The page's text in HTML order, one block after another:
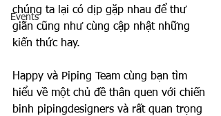
Events
chúng ta lại có dịp gặp nhau để thư
giãn cũng như cùng cập nhật những
kiến thức hay.
Happy và Piping Team cùng bạn tìm
hiểu về một chủ đề thân quen với chiến
binh pipingdesigners và rất quan trọng